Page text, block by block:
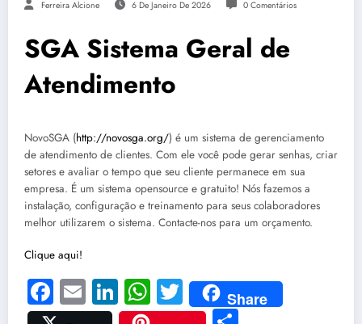
Ferreira Alcione 6 De Janeiro De 2026 0 Comentários
SGA Sistema Geral de
Atendimento
NovoSGA (http://novosga.org/) é um sistema de gerenciamento
de atendimento de clientes. Com ele você pode gerar senhas, criar
setores e avaliar o tempo que seu cliente permanece em sua
empresa. É um sistema opensource e gratuito! Nós fazemos a
instalação, configuração e treinamento para seus colaboradores
melhor utilizarem o sistema. Contacte-nos para um orçamento.
Clique aqui!
Facebook
EmailLinkedIn
WhatsApp
Twitter
Share